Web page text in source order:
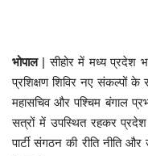
देश
दुनिया
मध्यप्रदेश
भोपाल | सीहोर में मध्य प्रदेश
प्रशिक्षण शिविर नए संकल्पों
महासचिव और पश्चिम बंगाल
सत्रों में उपस्थित रहकर प्रदेश
पार्टी संगठन की रीति नीति